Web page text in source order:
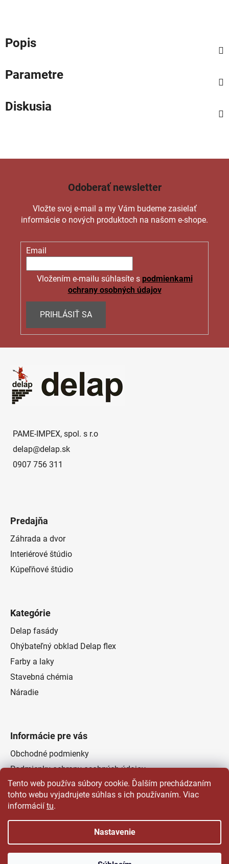
Tento web používa súbory cookie. Ďalším prechádzaním
tohto webu vyjadrujete súhlas s ich používaním. Viac
informácií tu.
Nastavenie
Popis
Parametre
Diskusia
Odoberať newsletter
Vložte svoj e-mail a my Vám budeme zasielať
informácie o nových produktoch na našom e-shope.
Email
Vložením e-mailu súhlasíte s podmienkami
ochrany osobných údajov
PRIHLÁSIŤ SA
PAME-IMPEX, spol. s r.o
delap@delap.sk
0907 756 311
Predajňa
Záhrada a dvor
Interiérové štúdio
Kúpeľňové štúdio
Kategórie
Delap fasády
Ohýbateľný obklad Delap flex
Farby a laky
Stavebná chémia
Náradie
Informácie pre vás
Obchodné podmienky
Podmienky ochrany osobných údajov
Odstúpenie od zmluvy
Kontakty
Vytvoril Shoptet a
Adatelier